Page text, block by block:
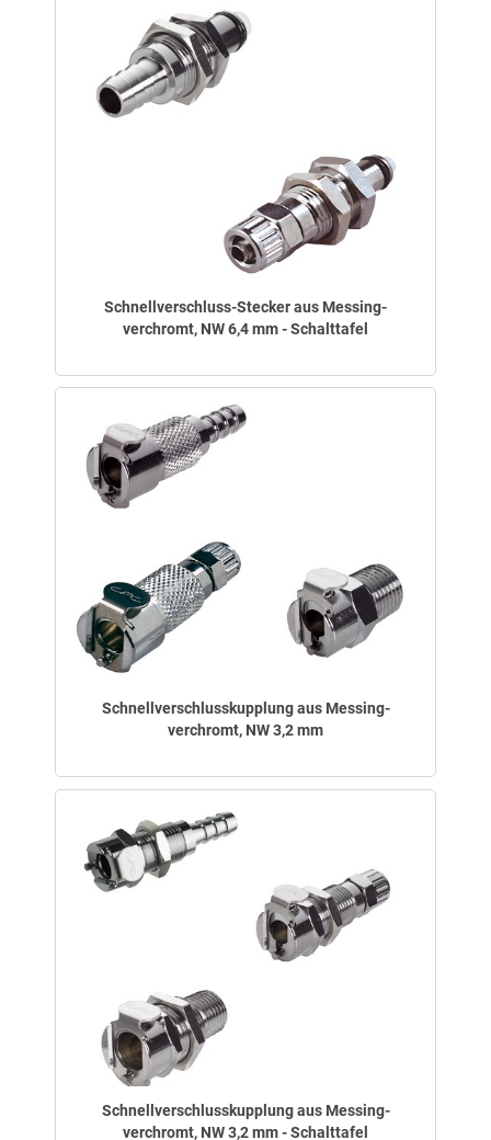
Schnellverschluss-Stecker aus Messing-
verchromt, NW 6,4 mm - Schalttafel
Schnellverschlusskupplung aus Messing-
verchromt, NW 3,2 mm
Schnellverschlusskupplung aus Messing-
verchromt, NW 3,2 mm - Schalttafel